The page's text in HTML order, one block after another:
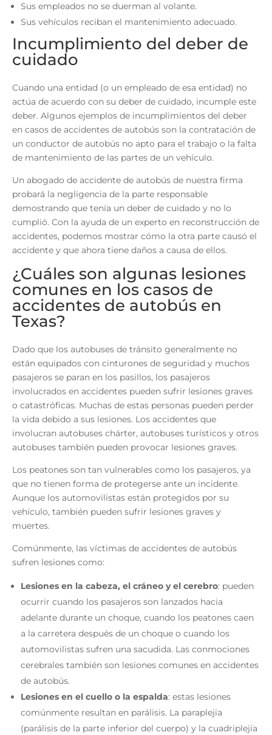
Sus empleados no se duerman al volante.
Sus vehículos reciban el mantenimiento adecuado.
Incumplimiento del deber de
cuidado
Cuando una entidad (o un empleado de esa entidad) no
actúa de acuerdo con su deber de cuidado, incumple este
deber. Algunos ejemplos de incumplimientos del deber
en casos de accidentes de autobús son la contratación de
un conductor de autobús no apto para el trabajo o la falta
de mantenimiento de las partes de un vehículo.
Un abogado de accidente de autobús de nuestra firma
probará la negligencia de la parte responsable
demostrando que tenía un deber de cuidado y no lo
cumplió. Con la ayuda de un experto en reconstrucción de
accidentes, podemos mostrar cómo la otra parte causó el
accidente y que ahora tiene daños a causa de ellos.
¿Cuáles son algunas lesiones
comunes en los casos de
accidentes de autobús en
Texas?
Dado que los autobuses de tránsito generalmente no
están equipados con cinturones de seguridad y muchos
pasajeros se paran en los pasillos, los pasajeros
involucrados en accidentes pueden sufrir lesiones graves
o catastróficas. Muchas de estas personas pueden perder
la vida debido a sus lesiones. Los accidentes que
involucran autobuses chárter, autobuses turísticos y otros
autobuses también pueden provocar lesiones graves.
Los peatones son tan vulnerables como los pasajeros, ya
que no tienen forma de protegerse ante un incidente.
Aunque los automovilistas están protegidos por su
vehículo, también pueden sufrir lesiones graves y
muertes.
Comúnmente, las víctimas de accidentes de autobús
sufren lesiones como:
Lesiones en la cabeza, el cráneo y el cerebro: pueden
ocurrir cuando los pasajeros son lanzados hacia
adelante durante un choque, cuando los peatones caen
a la carretera después de un choque o cuando los
automovilistas sufren una sacudida. Las conmociones
cerebrales también son lesiones comunes en accidentes
de autobús.
Lesiones en el cuello o la espalda: estas lesiones
comúnmente resultan en parálisis. La paraplejia
(parálisis de la parte inferior del cuerpo) y la cuadriplejía